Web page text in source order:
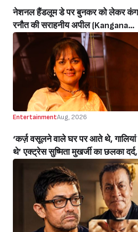
नेशनल हैंडलूम डे पर बुनकर को लेकर
रनौत की सराहनीय अपील (Kangana
Ranaut’s Commendable Appeal
Regarding Weavers On National
Handloom Day)
EntertainmentAug, 2026
‘कर्ज़ वसूलने वाले घर पर आते थे,
थे’ एक्ट्रेस सुष्मिता मुखर्जी का छलका
करोड़ का कर्ज उतारने के लिए करनी पड़ी
C ग्रेड फिल्में, बोलीं- ‘मैंने अपनी आत्मा बेच
थी’ (‘I Sold My Soul’ Actress
Sushmita Mukherjee Recalls
C-Grade Films To Pay Loan)